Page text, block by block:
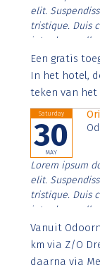
elit.
tristique. Duis
interdum
Aenean
imperdiet.
Een gratis
In het hotel,
teken van het
Saturday
30
MAY
Lorem ipsum
elit.
tristique. Duis
interdum
Aenean
imperdiet.
Vanuit
km via Z/O
daarna via